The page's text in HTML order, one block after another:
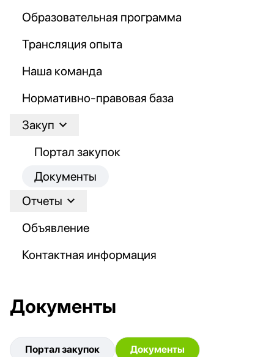
Образовательная программа
Трансляция опыта
Наша команда
Нормативно-правовая база
Закуп
Портал закупок
Документы
Отчеты
Объявление
Контактная информация
Документы
Портал закупок Документы